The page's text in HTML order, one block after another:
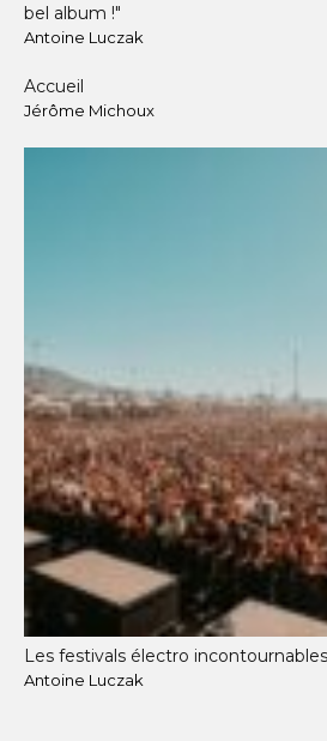
bel album !"
Antoine Luczak
Accueil
Jérôme Michoux
Les festivals électro
Antoine Luczak